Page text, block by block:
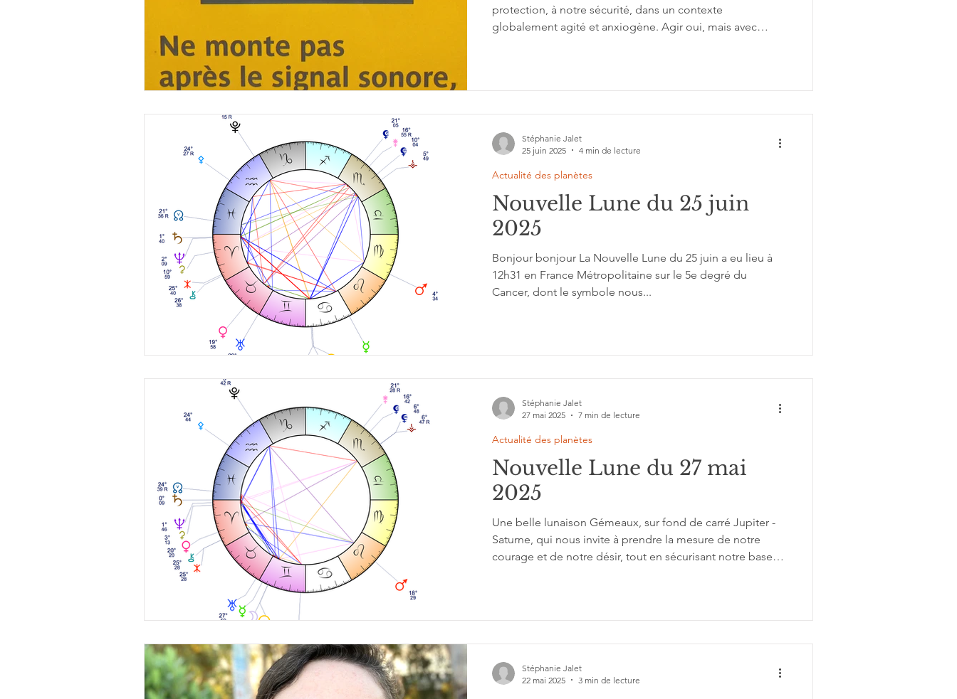
protection, à notre sécurité, dans un contexte
globalement agité et anxiogène. Agir oui, mais avec
Nouvelle Lune du 25 juin
2025
Bonjour bonjour La Nouvelle Lune du 25 juin a eu lieu à
12h31 en France Métropolitaine sur le 5e degré du
Cancer, dont le symbole nous...
Actualité des planètes
Stéphanie Jalet
25 juin 2025
4 min de lecture
Nouvelle Lune du 27 mai
2025
Une belle lunaison Gémeaux, sur fond de carré Jupiter -
Saturne, qui nous invite à prendre la mesure de notre
courage et de notre désir, tout en sécurisant notre base
Actualité des planètes
Stéphanie Jalet
27 mai 2025
7 min de lecture
Stéphanie Jalet
22 mai 2025
3 min de lecture